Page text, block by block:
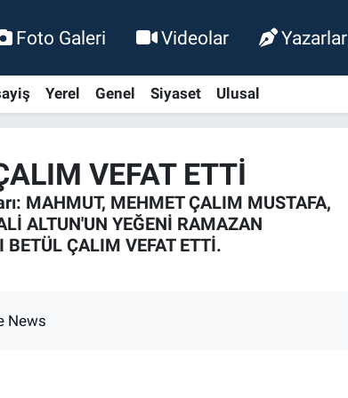
Foto Galeri Videolar Yazarlar
Yerel Genel Siyaset Ulusal
VEFAT ETTİ
MAHMUT, MEHMET ÇALIM MUSTAFA,
ALTUN'UN YEĞENİ RAMAZAN
ÇALIM VEFAT ETTİ.